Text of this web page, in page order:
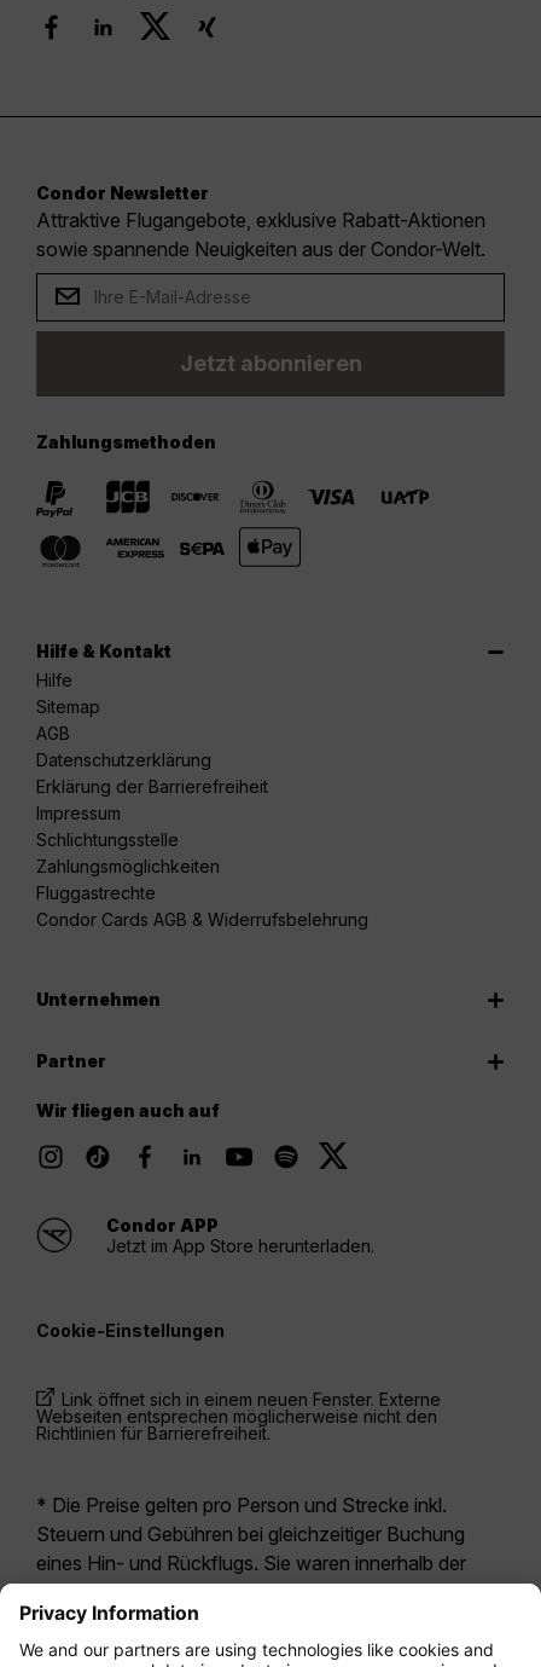
Condor Newsletter
Attraktive Flugangebote, exklusive Rabatt-Aktionen
sowie spannende Neuigkeiten aus der Condor-Welt.
Jetzt abonnieren
Zahlungsmethoden
Hilfe & Kontakt
Hilfe
Sitemap
AGB
Datenschutzerklärung
Erklärung der Barrierefreiheit
Impressum
Schlichtungsstelle
Zahlungsmöglichkeiten
Fluggastrechte
Condor Cards AGB & Widerrufsbelehrung
Unternehmen
Partner
Wir fliegen auch auf
Condor APP
Jetzt im App Store herunterladen.
Cookie-Einstellungen
Link öffnet sich in einem neuen Fenster. Externe
Webseiten entsprechen möglicherweise nicht den
Richtlinien für Barrierefreiheit.
* Die Preise gelten pro Person und Strecke inkl.
Steuern und Gebühren bei gleichzeitiger Buchung
eines Hin- und Rückflugs. Sie waren innerhalb der
möglicherweise nicht mehr aktuell. Bei den für die
Economy Class angegebenen Tarifen handelt es